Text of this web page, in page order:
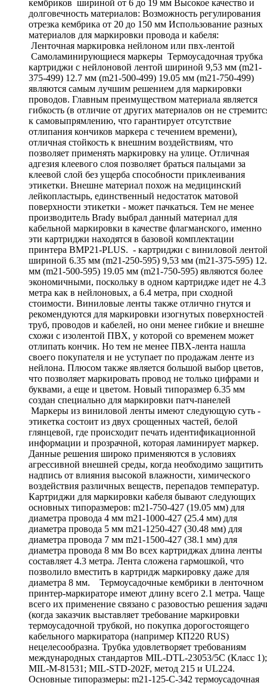
кембриков шириной от 6 до 19 мм Высокое качество и
долговечность материалов: Возможность регулирования
отрезка кембрика от 20 до 150 мм Использование разных
материалов для маркировки провода и кабеля:
Ленточная маркировка нейлоном или пвх-лентой
Самоламинирующиеся маркеры Термоусадочная трубка
картриджи с нейлоновой лентой шириной 9,53 мм (m21-
375-499) 12.7 мм (m21-500-499) 19.05 мм (m21-750-499)
являются самым лучшим решением для маркировки
проводов. Главным преимуществом материала является
гибкость (в отличие от других материалов он не
к самовыпрямлению, что гарантирует отсутствие
отлипания кончиков маркера с течением времени),
отличная стойкость к внешним воздействиям, что
позволяет применять маркировку на улице. Отличная
адгезия клеевого слоя позволяет браться пальцами за
клеевой слой без ущерба способности приклеивания
этикетки. Внешне материал похож на медицинский
лейкопластырь, единственный недостаток матовой
поверхности этикетки - может пачкаться. Тем не менее
производитель Brady выбрал данный материал для
кабельной маркировки в качестве флагманского, именно
эти картриджи находятся в базовой комплектации
принтера BMP21-PLUS. - картриджи с виниловой
шириной 6.35 мм (m21-250-595) 9,53 мм (m21-375-595)
мм (m21-500-595) 19.05 мм (m21-750-595) являются более
экономичными, поскольку в одном картридже идет не 4.3
метра как в нейлоновых, а 6.4 метра, при сходной
стоимости. Виниловые ленты также отлично гнутся и
рекомендуются для маркировки изогнутых поверхностей
труб, проводов и кабелей, но они менее гибкие и внешне
схожи с изолентой ПВХ, у которой со временем может
отлипать кончик. Но тем не менее ПВХ-лента нашла
своего покупателя и не уступает по продажам ленте из
нейлона. Плюсом также является большой выбор цветов,
что позволяет маркировать провод не только цифрами и
буквами, а еще и цветом. Новый типоразмер 6.35 мм
создан специально для маркировки патч-панелей
Маркеры из виниловой ленты имеют следующую суть -
этикетка состоит из двух срощенных частей, белой
глянцевой, где происходит печать идентификационной
информации и прозрачной, которая ламинирует маркер.
Данные решения широко применяются в условиях
агрессивной внешней среды, когда необходимо защитить
надпись от влияния высокой влажности, химического
воздействия различных веществ, перепадов температур.
Картриджи для маркировки кабеля бывают следующих
основных типоразмеров: m21-750-427 (19.05 мм) для
диаметра провода 4 мм m21-1000-427 (25.4 мм) для
диаметра провода 5 мм m21-1250-427 (30.48 мм) для
диаметра провода 7 мм m21-1500-427 (38.1 мм) для
диаметра провода 8 мм Во всех картриджах длина ленты
составляет 4.3 метра. Лента сложена гармошкой, что
позволило вместить в картридж маркировку даже для
диаметра 8 мм. Термоусадочные кембрики в ленточном
принтер-маркираторе имеют длину всего 2.1 метра. Чаще
всего их применение связано с разовостью решения
(когда заказчик выставляет требование маркировки
термоусадочной трубкой, но покупка дорогостоящего
кабельного маркиратора (например КП220 RUS)
нецелесообразна. Трубка удовлетворяет требованиям
международных стандартов MIL-DTL-23053/5C (Класс 1);
MIL-M-81531; MIL-STD-202F, метод 215 и UL224.
Основные типоразмеры: m21-125-C-342 термоусадочная